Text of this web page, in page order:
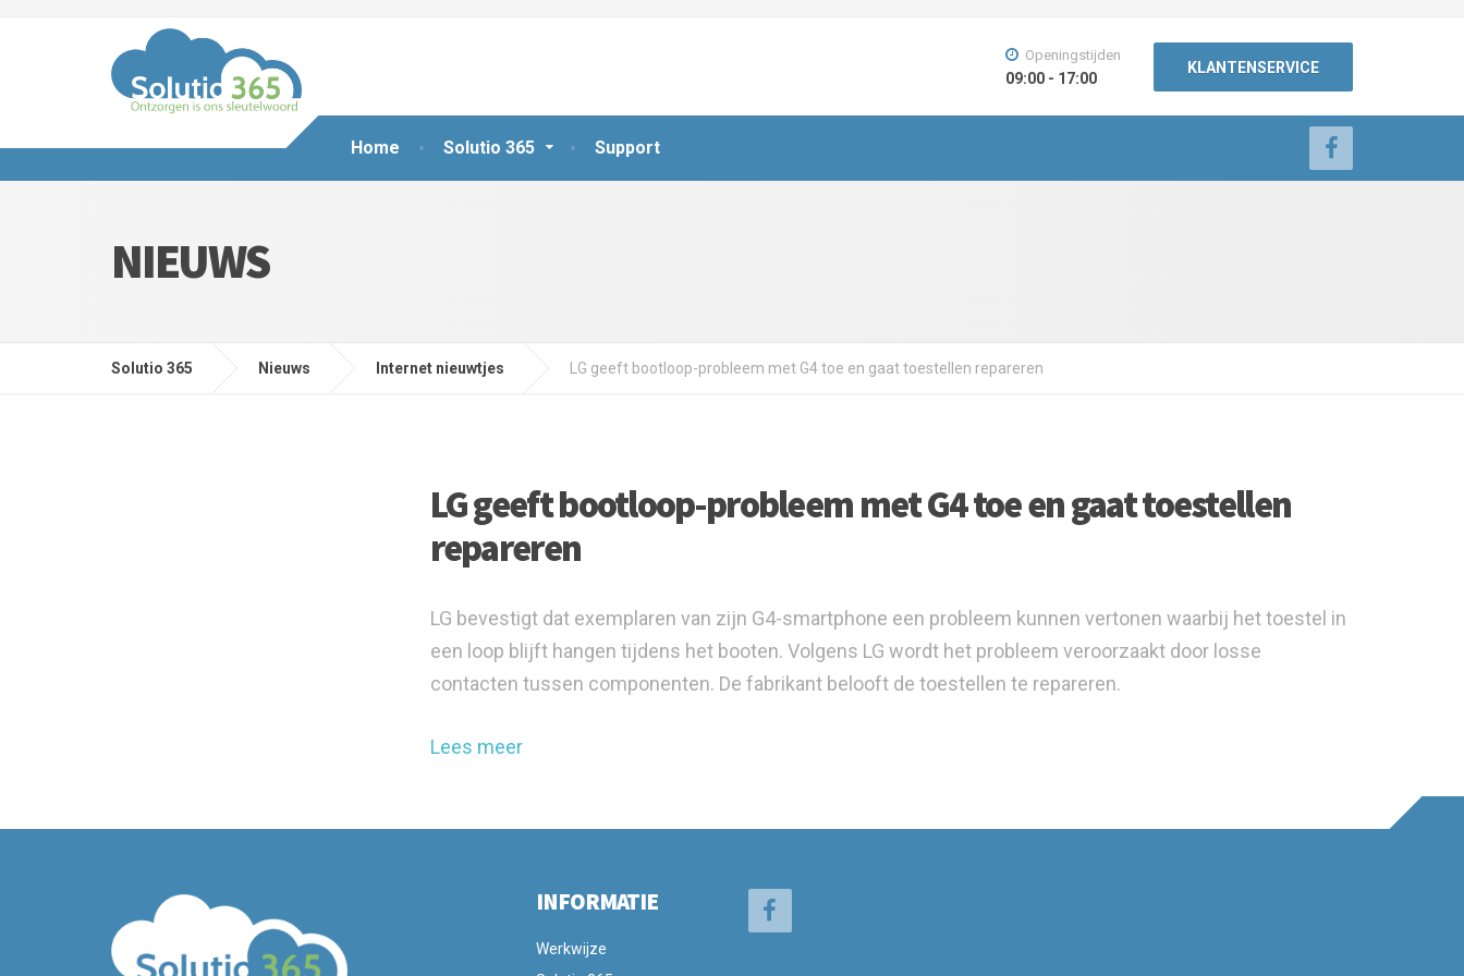
Home Solutio 365 Support
Openingstijden
09:00 - 17:00
KLANTENSERVICE
NIEUWS
Solutio 365 Nieuws Internet nieuwtjes LG geeft bootloop-probleem met G4 toe en gaat toestellen repareren
LG geeft bootloop-probleem met G4 toe en gaat toestellen
repareren
LG bevestigt dat exemplaren van zijn G4-smartphone een probleem kunnen vertonen waarbij het toestel in
een loop blijft hangen tijdens het booten. Volgens LG wordt het probleem veroorzaakt door losse
contacten tussen componenten. De fabrikant belooft de toestellen te repareren.
Lees meer
INFORMATIE
Werkwijze